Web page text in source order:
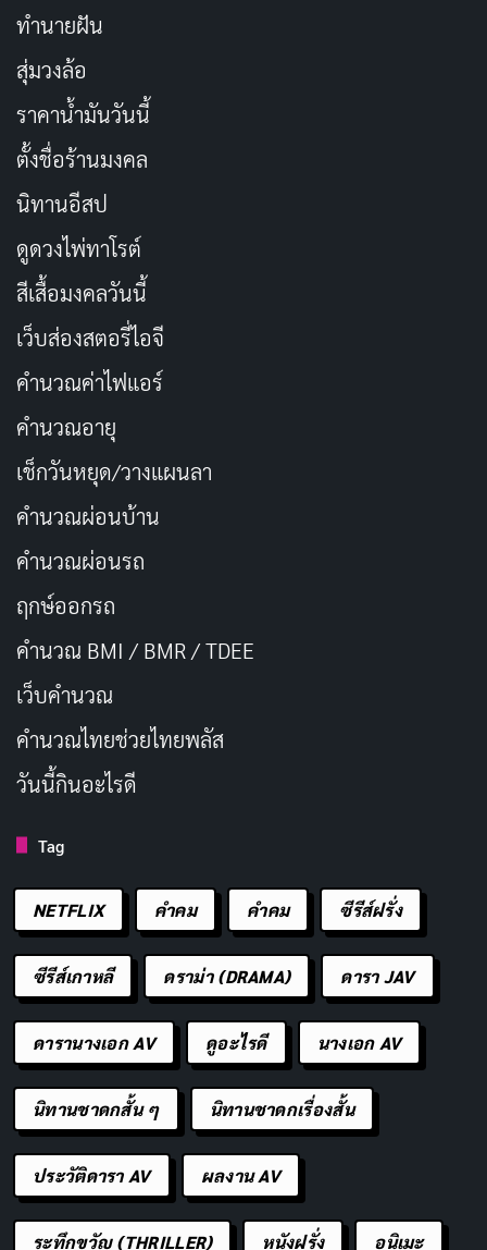
ขอให้ความรักของเรายิ่งแข็งแกร่งในวันเกิดนี้
วันเกิดของเรา ขอให้เป็นวันที่เต็มไปด้วยความทรงจำ
ขอให้เรามีชีวิตที่เต็มไปด้วยความสุขและความรัก
ขอให้วันเกิดนี้เป็นวันที่เราได้ฉลองความรักของเรา
ขอให้เรามีปีที่เต็มไปด้วยความสุขและความหวัง
ขอให้ความรักของเรานำพาความสุขมาในวันเกิดนี้
ขอให้เรามีอนาคตที่สดใสและเต็มไปด้วยความสุข
ขอให้ความรักของเรานำทางเราไปสู่ความสุข
ขอให้วันเกิดนี้เป็นวันที่เราได้สร้างความทรงจำ
สุขสันต์วันเกิดนะที่รัก ขอให้ปีนี้เป็นปีที่ดีที่สุดของเธอ
รักเธอมากขึ้นทุกๆ วัน สุขสันต์วันเกิดนะ
ขอให้วันเกิดปีนี้ เต็มไปด้วยรอยยิ้ม เสียงหัวเราะ และ
ความสุขมากมาย
เธอคือของขวัญที่ดีที่สุดในชีวิต ขอบคุณที่อยู่เคียงข้าง
สมปรารถนา
ขอบคุณสำหรับทุกสิ่งทุกอย่างที่เธอทำให้เรา เราโชคดี
ที่มีเธอ สุขสันต์วันเกิดนะ
เธอคือแรงบันดาลใจให้เราเป็นคนดีขึ้น ขอบคุณและ
เราจะรักเธอตลอดไป สุขสันต์วันเกิดนะ
ขอให้เธอมีวันที่ดี เต็มไปด้วยความสุขและเสียงหัวเราะ
ขอให้เธอพบเจอแต่สิ่งดีๆ ในชีวิต สุขสันต์วันเกิดนะ
เธอคือดวงใจของเรา สุขสันต์วันเกิดนะ
โลกนี้ช่างโชคดีที่มีเธอ สุขสันต์วันเกิดนะ
ขอให้เธอมีพลังกาย พลังใจ และพลังแห่งรักมากมาย
ขอให้เธอมีความสุขกับทุกๆ ช่วงเวลาในชีวิต
เราจะอยู่เคียงข้างเธอเสมอ สุขสันต์วันเกิดนะ
ขอให้เธอมีชีวิตที่ยืนยาวและมีความสุข
ขอให้เธอพบเจอแต่ความสำเร็จในชีวิต
เธอคือคนที่สวยที่สุดในสายตาเรา สุขสันต์วันเกิดนะ
ทำนายฝัน
สุ่มวงล้อ
ราคาน้ำมันวันนี้
ตั้งชื่อร้านมงคล
นิทานอีสป
ดูดวงไพ่ทาโรต์
สีเสื้อมงคลวันนี้
เว็บส่องสตอรี่ไอจี
คำนวณค่าไฟแอร์
คำนวณอายุ
เช็กวันหยุด/วางแผนลา
คำนวณผ่อนบ้าน
คำนวณผ่อนรถ
ฤกษ์ออกรถ
คำนวณ BMI / BMR / TDEE
เว็บคํานวณ
คํานวณไทยช่วยไทยพลัส
วันนี้กินอะไรดี
Tag
NETFLIX คำคม คําคม ซีรีส์ฝรั่ง
ซีรีส์เกาหลี ดราม่า (DRAMA) ดารา JAV
ดารานางเอก AV ดูอะไรดี นางเอก AV
นิทานชาดกสั้น ๆ นิทานชาดกเรื่องสั้น
ประวัติดารา AV ผลงาน AV
ระทึกขวัญ (THRILLER) หนังฝรั่ง อนิเมะ